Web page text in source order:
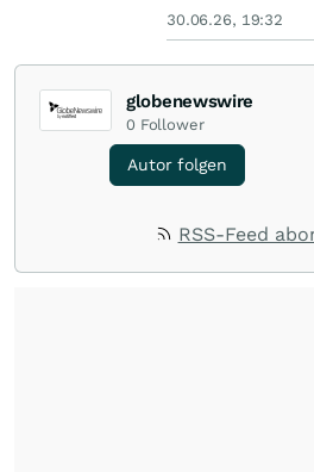
30.06.26, 19:32
globenewswire
0 Follower
Autor folgen
RSS-Feed